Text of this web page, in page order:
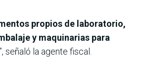
propios de laboratorio,
y maquinarias para
”, señaló la agente fiscal.